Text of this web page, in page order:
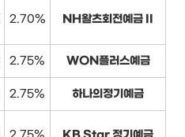
2.70% NH왈츠회전예금 II
2.75% WON플러스예금
2.75% 하나의정기예금